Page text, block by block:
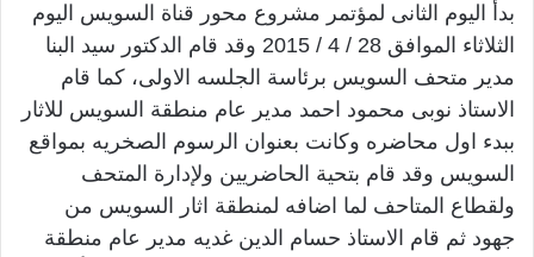
بدأ اليوم الثانى لمؤتمر مشروع محور قناة السويس اليوم
الثلاثاء الموافق 28 / 4 / 2015 وقد قام الدكتور سيد البنا
مدير متحف السويس برئاسة الجلسه الاولى، كما قام
الاستاذ نوبى محمود احمد مدير عام منطقة السويس للاثار
ببدء اول محاضره وكانت بعنوان الرسوم الصخريه بمواقع
السويس وقد قام بتحية الحاضريين ولإدارة المتحف
ولقطاع المتاحف لما اضافه لمنطقة اثار السويس من
جهود ثم قام الاستاذ حسام الدين غديه مدير عام منطقة